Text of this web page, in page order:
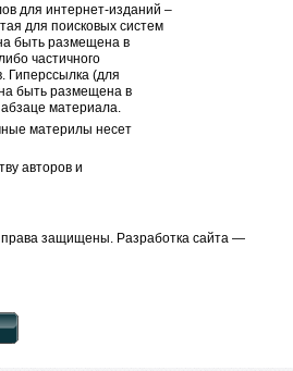
для интернет-изданий –
для поисковых систем
быть размещена в
частичного
Гиперссылка (для
быть размещена в
материала.
материлы несет
авторов и
защищены. Разработка cайта —